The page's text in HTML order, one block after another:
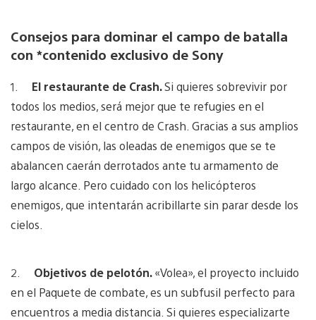
Consejos para dominar el campo de batalla
con *contenido exclusivo de Sony
1. El restaurante de Crash.Si quieres sobrevivir por
todos los medios, será mejor que te refugies en el
restaurante, en el centro de Crash. Gracias a sus amplios
campos de visión, las oleadas de enemigos que se te
abalancen caerán derrotados ante tu armamento de
largo alcance. Pero cuidado con los helicópteros
enemigos, que intentarán acribillarte sin parar desde los
cielos.
2. Objetivos de pelotón.«Volea», el proyecto incluido
en el Paquete de combate, es un subfusil perfecto para
encuentros a media distancia. Si quieres especializarte